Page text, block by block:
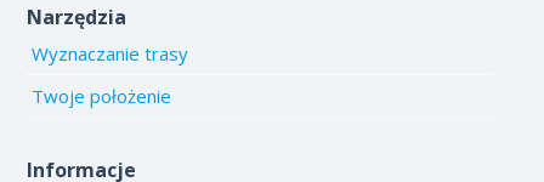
Narzędzia
Wyznaczanie trasy
Twoje położenie
Informacje